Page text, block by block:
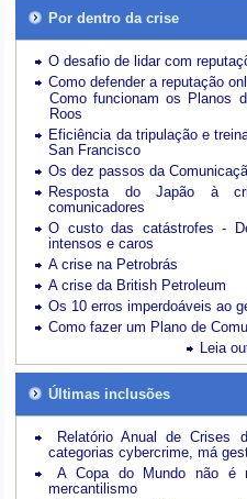
Por dentro da crise
O desafio de lidar com
Como defender a reputação
Como funcionam os Planos
Roos
Eficiência da tripulação e
San Francisco
Os dez passos da
Resposta do Japão à
comunicadores
O custo das catástrofes -
intensos e caros
A crise na Petrobrás
A crise da British Petroleum
Os 10 erros imperdoáveis ao
Como fazer um Plano de
Leia
Últimas inclusões
Relatório Anual de Crises
categorias cybercrime, má
A Copa do Mundo não é
mercantilismo